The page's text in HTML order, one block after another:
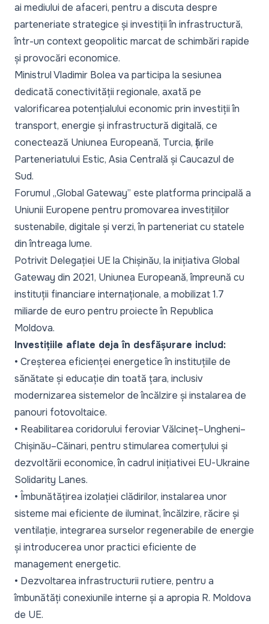
ai mediului de afaceri, pentru a discuta despre
parteneriate strategice și investiții în infrastructură,
într-un context geopolitic marcat de schimbări rapide
și provocări economice.
Ministrul Vladimir Bolea va participa la sesiunea
dedicată conectivității regionale, axată pe
valorificarea potențialului economic prin investiții în
transport, energie și infrastructură digitală, ce
conectează Uniunea Europeană, Turcia, țările
Parteneriatului Estic, Asia Centrală și Caucazul de
Sud.
Forumul „Global Gateway” este platforma principală a
Uniunii Europene pentru promovarea investițiilor
sustenabile, digitale și verzi, în parteneriat cu statele
din întreaga lume.
Potrivit Delegației UE la Chișinău, la inițiativa Global
Gateway din 2021, Uniunea Europeană, împreună cu
instituții financiare internaționale, a mobilizat 1.7
miliarde de euro pentru proiecte în Republica
Moldova.
Investițiile aflate deja în desfășurare includ:
• Creșterea eficienței energetice în instituțiile de
sănătate și educație din toată țara, inclusiv
modernizarea sistemelor de încălzire și instalarea de
panouri fotovoltaice.
• Reabilitarea coridorului feroviar Vălcineț–Ungheni–
Chișinău–Căinari, pentru stimularea comerțului și
dezvoltării economice, în cadrul inițiativei EU-Ukraine
Solidarity Lanes.
• Îmbunătățirea izolației clădirilor, instalarea unor
sisteme mai eficiente de iluminat, încălzire, răcire și
ventilație, integrarea surselor regenerabile de energie
și introducerea unor practici eficiente de
management energetic.
• Dezvoltarea infrastructurii rutiere, pentru a
îmbunătăți conexiunile interne și a apropia R. Moldova
de UE.